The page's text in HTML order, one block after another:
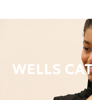
WELLS